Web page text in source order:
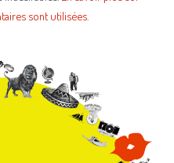
sont utilisées